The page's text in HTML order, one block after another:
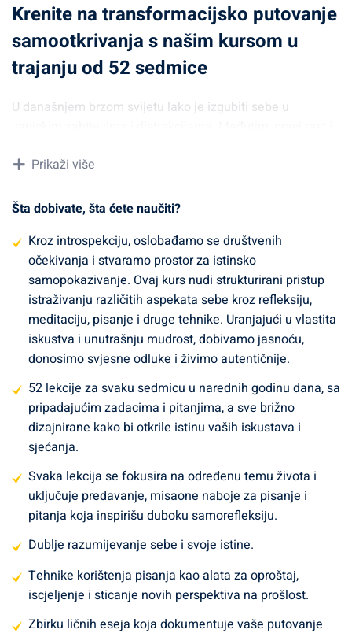
Krenite na transformacijsko putovanje
samootkrivanja s našim kursom u
trajanju od 52 sedmice
U današnjem brzom svijetu lako je izgubiti sebe u
osjećaje, snage i slabosti.
svijeta i otkrivanja vlastitog pravog Ja. U današnjem
zahtjeva, briga i distrakcija, zanemarujući pritom unutarnji
glas i potrebu za dubljim razumijevanjem sebe. Međutim,
istinski rast i ispunjenje mogu se postići samo kroz
spoznaju vlastitih misli, osjećaja, snaga i slabosti.Zašto je
važno otkriti svoje pravo Ja:Otkrivanje vlastitog pravog Ja
ključno je za postizanje autentičnosti, unutarnjeg mira i
životne svrhe. Kroz proces introspekcije, oslobađamo se
vanjskih očekivanja i društvenih normi te stvaramo prostor
za istinsko samoizražavanje. Pronalaženje vlastite istine
pomaže nam da živimo u skladu s našim vrijednostima i
strastima, što rezultira dubljim osjećajem ispunjenja i
zadaci postavljeni u ovom programu introspekcije pružaju
strukturu i smjernice za istraživanje različitih aspekata
sebe. Kroz refleksiju, meditaciju, pisanje i druge tehnike,
pozvani smo da dublje zaronimo u svoju svijest i otkrijemo
osvijestimo svoje obrasce razmišljanja, emocionalne
reakcije i životne ciljeve, omogućavajući nam da
donosimo svjesnije i autentičnije odluke.Inspirativni citati:
Prikaži više
Šta dobivate, šta ćete naučiti?
Kroz introspekciju, oslobađamo se društvenih
očekivanja i stvaramo prostor za istinsko
samopokazivanje. Ovaj kurs nudi strukturirani pristup
istraživanju različitih aspekata sebe kroz refleksiju,
meditaciju, pisanje i druge tehnike. Uranjajući u vlastita
iskustva i unutrašnju mudrost, dobivamo jasnoću,
donosimo svjesne odluke i živimo autentičnije.
52 lekcije za svaku sedmicu u narednih godinu dana, sa
pripadajućim zadacima i pitanjima, a sve brižno
dizajnirane kako bi otkrile istinu vaših iskustava i
sjećanja.
Svaka lekcija se fokusira na određenu temu života i
uključuje predavanje, misaone naboje za pisanje i
pitanja koja inspirišu duboku samorefleksiju.
Dublje razumijevanje sebe i svoje istine.
Tehnike korištenja pisanja kao alata za oproštaj,
iscjeljenje i sticanje novih perspektiva na prošlost.
Zbirku ličnih eseja koja dokumentuje vaše putovanje